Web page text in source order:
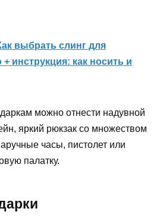
выбрать слинг для
инструкция: как носить и
можно отнести надувной
яркий рюкзак со множеством
часы, пистолет или
палатку.